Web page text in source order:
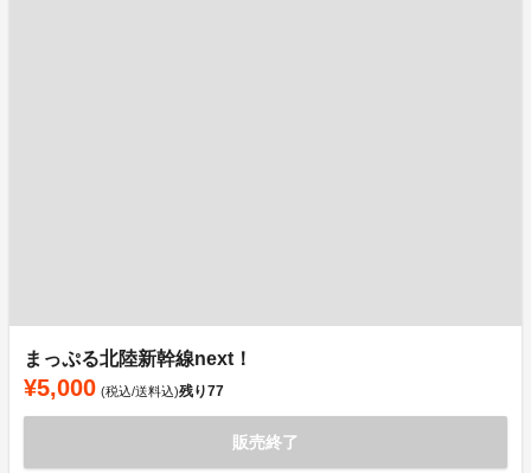
まっぷる北陸新幹線next！
¥5,000 (税込/送料込)残り77
販売終了